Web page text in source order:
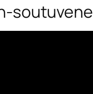
soutuvene